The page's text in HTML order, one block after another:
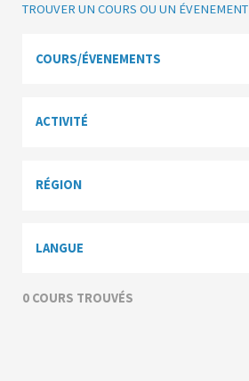
TROUVER UN COURS OU UN ÉVENEMENT
COURS/ÉVENEMENTS
ACTIVITÉ
RÉGION
LANGUE
0 COURS TROUVÉS